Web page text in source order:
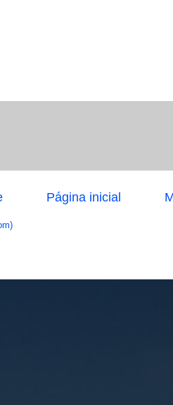
Página inicial